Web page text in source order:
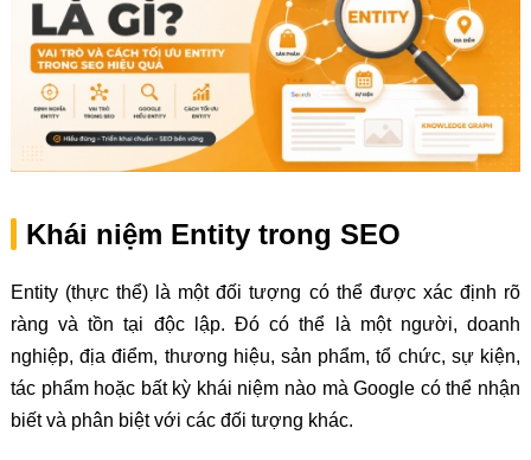
Khái niệm Entity trong SEO
Entity (thực thể) là một đối tượng có thể được xác định rõ
ràng và tồn tại độc lập. Đó có thể là một người, doanh
nghiệp, địa điểm, thương hiệu, sản phẩm, tổ chức, sự kiện,
tác phẩm hoặc bất kỳ khái niệm nào mà Google có thể nhận
biết và phân biệt với các đối tượng khác.